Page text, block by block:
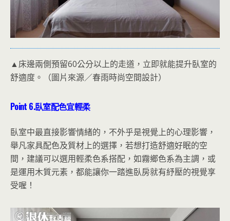
▲床邊兩側預留60公分以上的走道，立即就能提升臥室的
舒適度。（圖片來源／春雨時尚空間設計）
Point 6.臥室配色宜輕柔
臥室中最直接影響情緒的，不外乎是視覺上的心理影響，
舉凡家具配色及質材上的選擇，若想打造舒適好眠的空
間，建議可以選用輕柔色系搭配，如霧鄉色系為主調，或
是運用木質元素，都能讓你一踏進臥房就有紓壓的視覺享
受喔！